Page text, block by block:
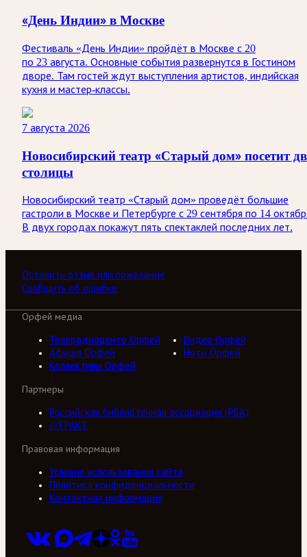
«День Индии» в Москве
Фестиваль «День Индии» пройдёт в Москве с 20
по 23 августа. Основные события развернутся в Гостином
дворе. Там гостей ждут выступления артистов, индийская
кухня и мастер-классы.
7 августа 2026
Новосибирский театр «Старый дом» посетит
столицы
Новосибирский театр «Старый дом» проведёт большие
гастроли в Москве и Петербурге с 29 сентября по 14
В двух городах покажут пять спектаклей последних лет.
Оставить отзыв или пожелание
Сообщить об ошибке
Орфей медиа
Телерадиоцентр Орфей
Видео Орфей
Афиша Орфей
Ноты Орфей
Коллективы Орфей
Партнеры
Российская библиотечная ассоциация (РБА)
///ТРАКТ
Правовая информация
Условия использования сайта
Политика конфиденциальности
Контактная информация